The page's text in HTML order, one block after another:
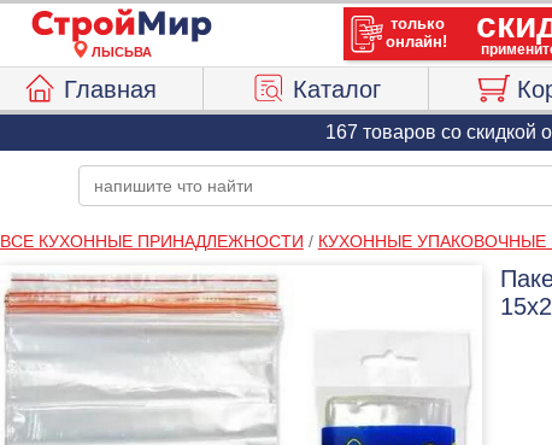
ЛЫСЬВА
Главная Каталог
167 товаров со скидкой
ВСЕ КУХОННЫЕ ПРИНАДЛЕЖНОСТИ / КУХОННЫЕ УПАКОВОЧНЫЕ